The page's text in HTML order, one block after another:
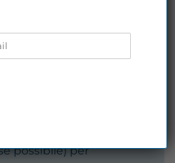
possibile) per